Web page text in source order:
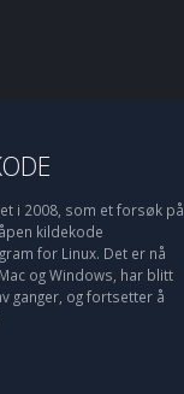
i 2008, som et forsøk på
kildekode
for Linux. Det er nå
og Windows, har blitt
ganger, og fortsetter å